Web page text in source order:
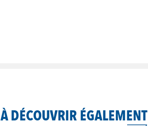
À DÉCOUVRIR ÉGALEMENT